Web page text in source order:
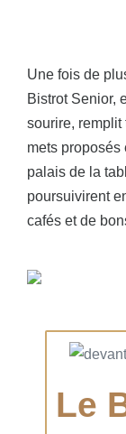
Une fois de
Bistrot Senior,
sourire, remplit
mets
palais de la
poursuivirent
cafés et de
Le